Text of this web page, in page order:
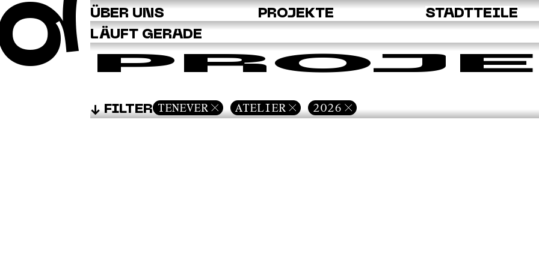
ÜBER UNS PROJEKTE
STADTTEILE
LÄUFT GERADE
FILTER TENEVER ATELIER 2026